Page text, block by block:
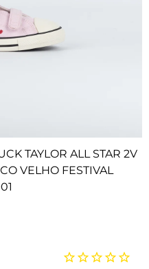
TAYLOR ALL STAR 2V
VELHO FESTIVAL